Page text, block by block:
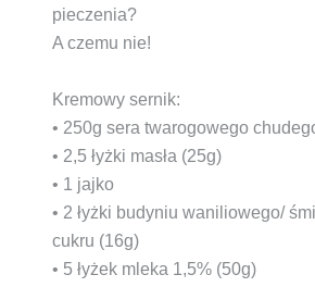
pieczenia?
A czemu nie!
Kremowy sernik:
• 250g sera twarogowego
• 2,5 łyżki masła (25g)
• 1 jajko
• 2 łyżki budyniu waniliowego/
cukru (16g)
• 5 łyżek mleka 1,5% (50g)